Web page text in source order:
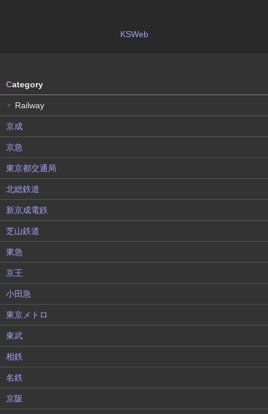
KSWeb
Category
▼ Railway
京成
京急
東京都交通局
北総鉄道
新京成電鉄
芝山鉄道
東急
京王
小田急
東京メトロ
東武
相鉄
名鉄
京阪